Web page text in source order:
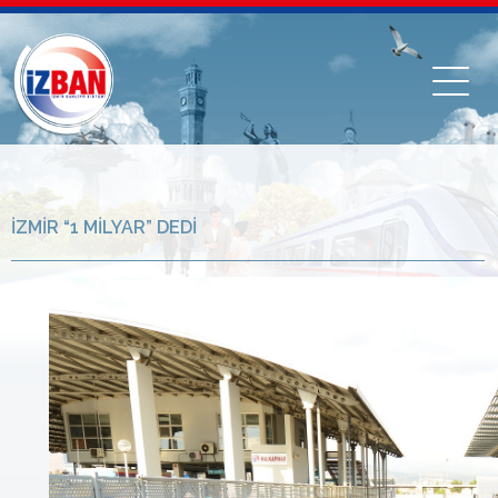
İZMİR “1 MİLYAR” DEDİ